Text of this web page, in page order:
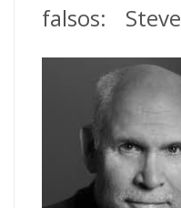
falsos: Steve